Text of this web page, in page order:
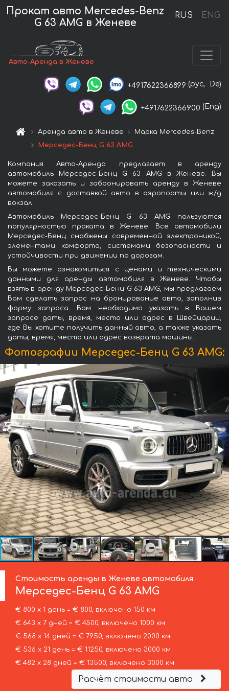
RUS ENG
Прокат авто Mercedes-Benz
G 63 AMG в Женеве
Авто-Аренда в Женеве
+4917622366899 (рус, De)
+4917622366900 (Eng)
Аренда авто в Женеве
Марка Mercedes-Benz
Мерседес-Бенц G 63 AMG
Компания Авто-Аренда предлагает в аренду
автомобиль Мерседес-Бенц G 63 AMG в Женеве. Вы
можете заказать и забронировать аренду в Женеве
автомобиля с доставкой авто в аэропорты или ж/д
вокзал.
Автомобиль Мерседес-Бенц G 63 AMG пользуются
популярностью проката в Женеве. Все автомобили
Мерседес-Бенц снабжены современной электроникой,
элементами комфорта, системами безопасности и
устойчивости при движении по дорогам.
Вы можете ознакомиться с ценами и техническими
данными для аренды автомобиля в Женеве. Чтобы
взять в аренду Мерседес-Бенц G 63 AMG, мы предлагаем
Вам сделать запрос на бронирование авто, заполнив
форму запроса. Вам необходимо указать в Вашем
запросе даты, время, место или адрес в Швейцарии,
где Вы хотите получить данный авто, а также указать
даты, время, место или адрес возврата машины.
Фотографии Мерседес-Бенц G 63 AMG:
Стоимость аренды в Женеве автомобиля
Мерседес-Бенц G 63 AMG
€ 800 х 1 день = € 800, включено 150 км
€ 643 х 7 дней = € 4500, включено 1000 км
€ 568 х 14 дней = € 7950, включено 2000 км
€ 536 х 21 день = € 11250, включено 3000 км
€ 482 х 28 дней = € 13500, включено 3000 км
Расчёт стоимости авто